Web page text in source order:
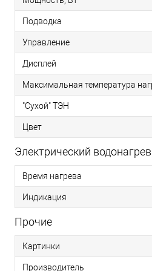
Подводка
Управление
Дисплей
Максимальная температура
"Сухой" ТЭН
Цвет
Электрический
Время нагрева
Индикация
Прочие
Картинки
Производитель